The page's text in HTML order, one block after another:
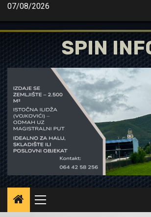
Skip
content
07/08/2026
SPIN
Primary
Menu